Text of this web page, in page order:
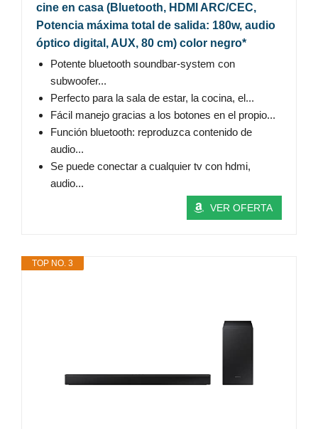
cine en casa (Bluetooth, HDMI ARC/CEC,
Potencia máxima total de salida: 180w, audio
óptico digital, AUX, 80 cm) color negro*
Potente bluetooth soundbar-system con
subwoofer...
Perfecto para la sala de estar, la cocina, el...
Fácil manejo gracias a los botones en el propio...
Función bluetooth: reproduzca contenido de
audio...
Se puede conectar a cualquier tv con hdmi,
audio...
VER OFERTA
TOP NO. 3